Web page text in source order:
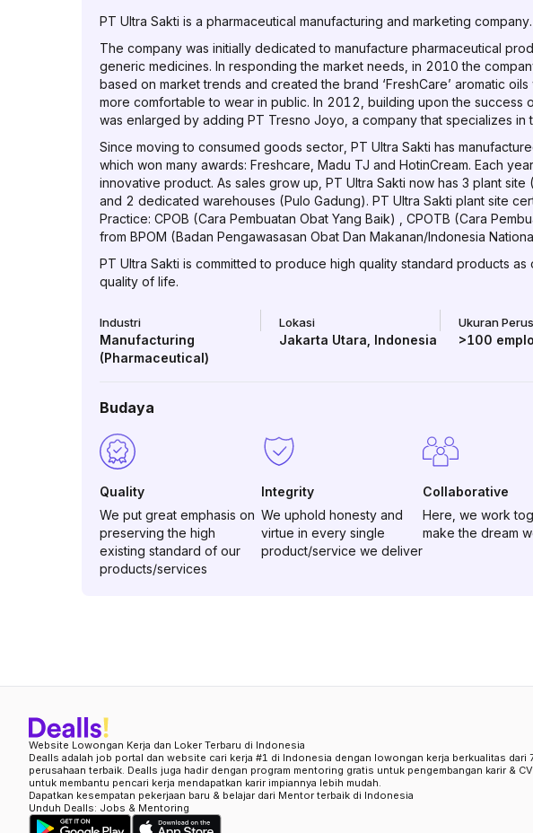
PT Ultra Sakti is a pharmaceutical manufacturing and marketing company.
The company was initially dedicated to manufacture pharmaceutical
generic medicines. In responding the market needs, in 2010 the
based on market trends and created the brand ‘FreshCare’ aromatic
more comfortable to wear in public. In 2012, building upon the success
was enlarged by adding PT Tresno Joyo, a company that specializes in
Since moving to consumed goods sector, PT Ultra Sakti has
which won many awards: Freshcare, Madu TJ and HotinCream. Each
innovative product. As sales grow up, PT Ultra Sakti now has 3 plant site
and 2 dedicated warehouses (Pulo Gadung). PT Ultra Sakti plant site
Practice: CPOB (Cara Pembuatan Obat Yang Baik) , CPOTB (Cara
from BPOM (Badan Pengawasasan Obat Dan Makanan/Indonesia
PT Ultra Sakti is committed to produce high quality standard products
quality of life.
Industri
Manufacturing
(Pharmaceutical)
Lokasi
Jakarta Utara Indonesia
Ukuran
>100
Budaya
Quality
We put great emphasis on
preserving the high
existing standard of our
products/services
Integrity
We uphold honesty and
virtue in every single
product/service we deliver
Collaborative
Here, we work
make the dream
Website Lowongan Kerja dan Loker Terbaru di Indonesia
Dealls adalah job portal dan website cari kerja #1 di Indonesia dengan lowongan kerja berkualitas dari
perusahaan terbaik. Dealls juga hadir dengan program mentoring gratis untuk pengembangan karir &
untuk membantu pencari kerja mendapatkan karir impiannya lebih mudah.
Dapatkan kesempatan pekerjaan baru & belajar dari Mentor terbaik di Indonesia
Unduh Dealls: Jobs & Mentoring